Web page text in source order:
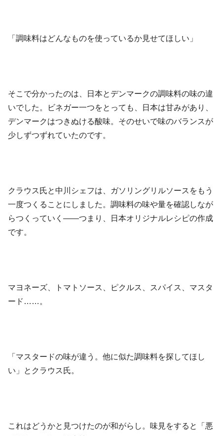
「調味料はどんなものを使っているか見せてほしい」
そこで分かったのは、日本とデンマークの調味料の味の違
いでした。ビネガー一つをとっても、日本は甘みがあり、
デンマークはつきぬける酸味。そのせいで味のバランスが
少しずつずれていたのです。
クラウス氏と中川シェフは、ガソリングリルソースをもう
一度つくることにしました。調味料の味や量を確認しなが
らつくっていく——つまり、日本オリジナルレシピの作成
です。
マヨネーズ、トマトソース、ピクルス、スパイス、マスタ
ード……。
「マスタードの味が違う。他に似た調味料を探してほし
い」とクラウス氏。
これはどうかと見つけたのが和がらし。味見をすると「悪